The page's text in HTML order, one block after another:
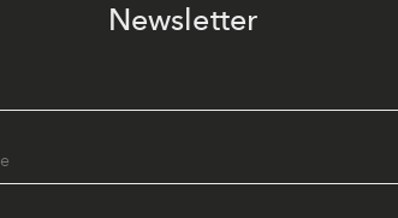
Newsletter